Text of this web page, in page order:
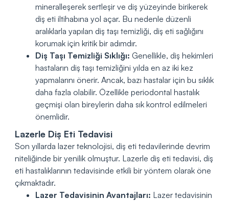
mineralleşerek sertleşir ve diş yüzeyinde birikerek
diş eti iltihabına yol açar. Bu nedenle düzenli
aralıklarla yapılan diş taşı temizliği, diş eti sağlığını
korumak için kritik bir adımdır.
Diş Taşı Temizliği Sıklığı: Genellikle, diş hekimleri
hastaların diş taşı temizliğini yılda en az iki kez
yapmalarını önerir. Ancak, bazı hastalar için bu sıklık
daha fazla olabilir. Özellikle periodontal hastalık
geçmişi olan bireylerin daha sık kontrol edilmeleri
önemlidir.
Lazerle Diş Eti Tedavisi
Son yıllarda lazer teknolojisi, diş eti tedavilerinde devrim
niteliğinde bir yenilik olmuştur. Lazerle diş eti tedavisi, diş
eti hastalıklarının tedavisinde etkili bir yöntem olarak öne
çıkmaktadır.
Lazer Tedavisinin Avantajları: Lazer tedavisinin